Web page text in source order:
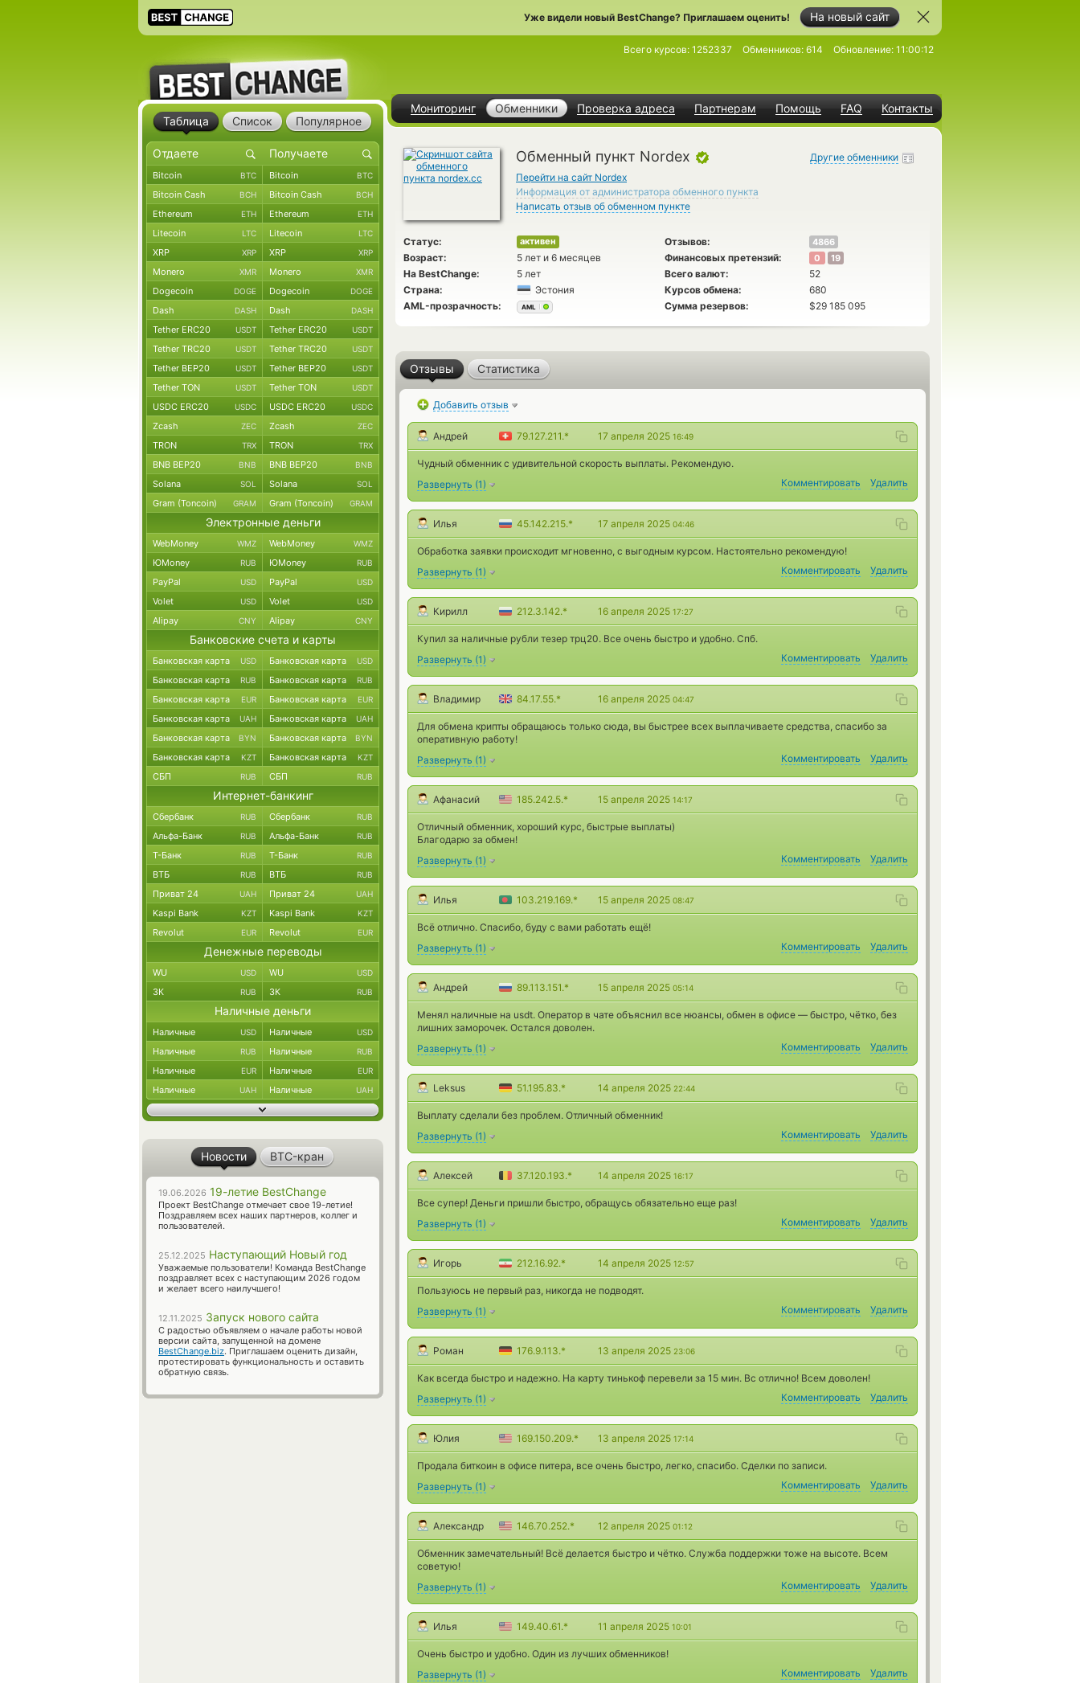
На новый сайт
Уже видели новый BestChange? Приглашаем оценить!
Мониторинг Обменники Проверка адреса Партнерам Помощь FAQ Контакты
Всего курсов: 1252337 Обменников: 614 Обновление: 11:00:12
Обменный пункт Nordex
Перейти на сайт Nordex
Информация от администратора обменного пункта
Написать отзыв об обменном пункте
Другие обменники
Статус: активен Отзывов: 4866
Возраст: 5 лет и 6 месяцев Финансовых претензий: 0 19
На BestChange: 5 лет Всего валют:
52
Страна:
Эстония Курсов обмена:
680
AML-прозрачность:
AML Сумма резервов: $29 185 095
Отзывы Статистика
Добавить отзыв
Андрей 79.127.211.* 17 апреля 2025 16:49
Чудный обменник с удивительной скорость выплаты. Рекомендую.
Развернуть (1) Комментировать Удалить
Илья 45.142.215.* 17 апреля 2025 04:46
Обработка заявки происходит мгновенно, с выгодным курсом. Настоятельно рекомендую!
Развернуть (1) Комментировать Удалить
Кирилл 212.3.142.* 16 апреля 2025 17:27
Купил за наличные рубли тезер трц20. Все очень быстро и удобно. Спб.
Развернуть (1) Комментировать Удалить
Владимир 84.17.55.* 16 апреля 2025 04:47
Для обмена крипты обращаюсь только сюда, вы быстрее всех выплачиваете средства, спасибо за
оперативную работу!
Развернуть (1) Комментировать Удалить
Афанасий 185.242.5.* 15 апреля 2025 14:17
Отличный обменник, хороший курс, быстрые выплаты)
Благодарю за обмен!
Развернуть (1) Комментировать Удалить
Илья 103.219.169.* 15 апреля 2025 08:47
Всё отлично. Спасибо, буду с вами работать ещё!
Развернуть (1) Комментировать Удалить
Андрей 89.113.151.* 15 апреля 2025 05:14
Менял наличные на usdt. Оператор в чате объяснил все нюансы, обмен в офисе — быстро, чётко, без
лишних заморочек. Остался доволен.
Развернуть (1) Комментировать Удалить
Leksus 51.195.83.* 14 апреля 2025 22:44
Выплату сделали без проблем. Отличный обменник!
Развернуть (1) Комментировать Удалить
Алексей 37.120.193.* 14 апреля 2025 16:17
Все супер! Деньги пришли быстро, обращусь обязательно еще раз!
Развернуть (1) Комментировать Удалить
Игорь 212.16.92.* 14 апреля 2025 12:57
Пользуюсь не первый раз, никогда не подводят.
Развернуть (1) Комментировать Удалить
Роман 176.9.113.* 13 апреля 2025 23:06
Как всегда быстро и надежно. На карту тинькоф перевели за 15 мин. Вс отлично! Всем доволен!
Развернуть (1) Комментировать Удалить
Юлия 169.150.209.* 13 апреля 2025 17:14
Продала биткоин в офисе питера, все очень быстро, легко, спасибо. Сделки по записи.
Развернуть (1) Комментировать Удалить
Александр 146.70.252.* 12 апреля 2025 01:12
Обменник замечательный! Всё делается быстро и чётко. Служба поддержки тоже на высоте. Всем
советую!
Развернуть (1) Комментировать Удалить
Илья 149.40.61.* 11 апреля 2025 10:01
Очень быстро и удобно. Один из лучших обменников!
Развернуть (1) Комментировать Удалить
Таблица Список Популярное
Bitcoin BTC Bitcoin BTC
Bitcoin Cash BCH Bitcoin Cash BCH
Ethereum ETH Ethereum ETH
Litecoin LTC Litecoin LTC
XRP XRP XRP XRP
Monero XMR Monero XMR
Dogecoin DOGE Dogecoin DOGE
Dash DASH Dash DASH
Tether ERC20 USDT Tether ERC20 USDT
Tether TRC20 USDT Tether TRC20 USDT
Tether BEP20 USDT Tether BEP20 USDT
Tether TON USDT Tether TON USDT
USDC ERC20 USDC USDC ERC20 USDC
Zcash ZEC Zcash ZEC
TRON TRX TRON TRX
BNB BEP20 BNB BNB BEP20 BNB
Solana SOL Solana SOL
Gram (Toncoin) GRAM Gram (Toncoin) GRAM
Электронные деньги
WebMoney WMZ WebMoney WMZ
ЮMoney RUB ЮMoney RUB
PayPal USD PayPal USD
Volet USD Volet USD
Alipay CNY Alipay CNY
Банковские счета и карты
Банковская карта USD Банковская карта USD
Банковская карта RUB Банковская карта RUB
Банковская карта EUR Банковская карта EUR
Банковская карта UAH Банковская карта UAH
Банковская карта BYN Банковская карта BYN
Банковская карта KZT Банковская карта KZT
СБП RUB СБП RUB
Интернет-банкинг
Сбербанк RUB Сбербанк RUB
Альфа-Банк RUB Альфа-Банк RUB
Т-Банк RUB Т-Банк RUB
ВТБ RUB ВТБ RUB
Приват 24 UAH Приват 24 UAH
Kaspi Bank KZT Kaspi Bank KZT
Revolut EUR Revolut EUR
Денежные переводы
WU USD WU USD
ЗК RUB ЗК RUB
Наличные деньги
Наличные USD Наличные USD
Наличные RUB Наличные RUB
Наличные EUR Наличные EUR
Наличные UAH Наличные UAH
Новости BTC-кран
19.06.2026 19-летие BestChange
Проект BestChange отмечает свое 19-летие!
Поздравляем всех наших партнеров, коллег и
пользователей.
25.12.2025 Наступающий Новый год
Уважаемые пользователи! Команда BestChange
поздравляет всех с наступающим 2026 годом
и желает всего наилучшего!
12.11.2025 Запуск нового сайта
С радостью объявляем о начале работы новой
версии сайта, запущенной на домене
BestChange.biz. Приглашаем оценить дизайн,
протестировать функциональность и оставить
обратную связь.